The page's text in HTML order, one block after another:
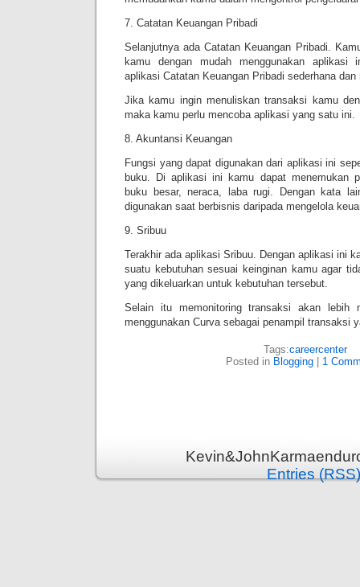
7. Catatan Keuangan Pribadi
Selanjutnya ada Catatan Keuangan Pribadi.
kamu dengan mudah menggunakan aplikasi
aplikasi Catatan Keuangan Pribadi sederhana
Jika kamu ingin menuliskan transaksi kamu
maka kamu perlu mencoba aplikasi yang satu ini.
8. Akuntansi Keuangan
Fungsi yang dapat digunakan dari aplikasi ini
buku. Di aplikasi ini kamu dapat menemukan
buku besar, neraca, laba rugi. Dengan kata
digunakan saat berbisnis daripada mengelola
9. Sribuu
Terakhir ada aplikasi Sribuu. Dengan aplikasi ini
suatu kebutuhan sesuai keinginan kamu agar
yang dikeluarkan untuk kebutuhan tersebut.
Selain itu memonitoring transaksi akan lebih
menggunakan Curva sebagai penampil transaksi
Tags:careercenter
Posted in Blogging 1
Entries (RSS)